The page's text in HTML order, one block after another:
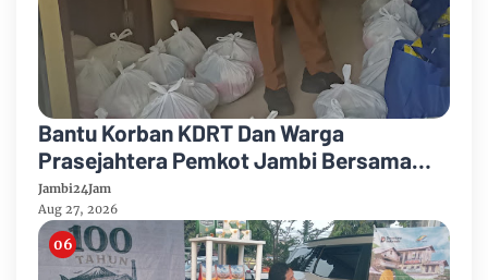
Bantu Korban KDRT Dan Warga
Prasejahtera Pemkot Jambi Bersama
PTPN IV Regional IV Salurkan Paket
Sembako
Jambi24Jam
Aug 27, 2026